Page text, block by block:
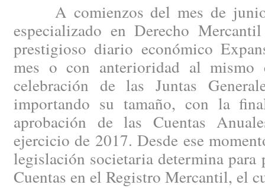
A comienzos del mes de junio,
especializado en Derecho
prestigioso diario económico
mes o con anterioridad al mismo
celebración de las Juntas
importando su tamaño, con la
aprobación de las Cuentas
ejercicio de 2017. Desde ese
legislación societaria determina para
Cuentas en el Registro Mercantil, el